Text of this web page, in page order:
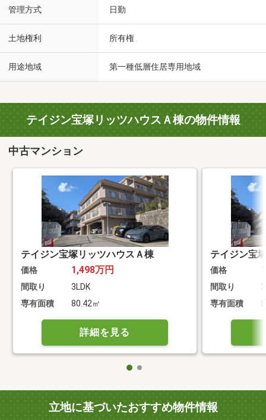
管理方式 日勤
土地権利 所有権
用途地域 第一種低層住居専用地域
テイジン宝塚リッツハウスＡ棟の物件情報
中古マンション
テイジン宝塚リッツハウスＡ棟
価格 1,498万円
間取り
3LDK
専有面積
80.42㎡
詳細を見る
テイジン宝
価格
間取り
専有面積
立地に基づいたおすすめ物件情報